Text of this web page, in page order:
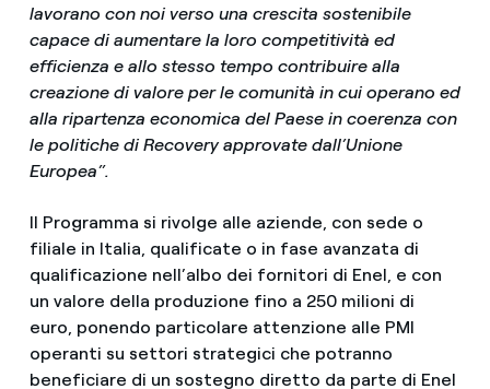
lavorano con noi verso una crescita sostenibile
capace di aumentare la loro competitività ed
efficienza e allo stesso tempo contribuire alla
creazione di valore per le comunità in cui operano ed
alla ripartenza economica del Paese in coerenza con
le politiche di Recovery approvate dall’Unione
Europea”.
Il Programma si rivolge alle aziende, con sede o
filiale in Italia, qualificate o in fase avanzata di
qualificazione nell’albo dei fornitori di Enel, e con
un valore della produzione fino a 250 milioni di
euro, ponendo particolare attenzione alle PMI
operanti su settori strategici che potranno
beneficiare di un sostegno diretto da parte di Enel